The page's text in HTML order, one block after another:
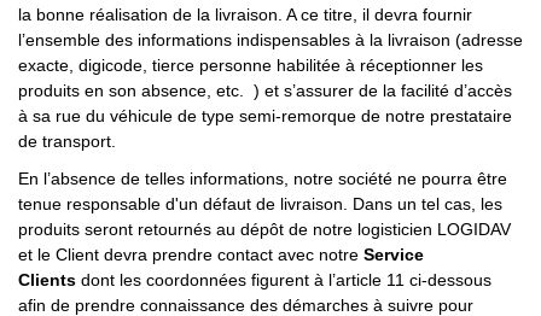
la bonne réalisation de la livraison. A ce titre, il devra fournir
l’ensemble des informations indispensables à la livraison (adresse
exacte, digicode, tierce personne habilitée à réceptionner les
produits en son absence, etc. ) et s’assurer de la facilité d’accès
à sa rue du véhicule de type semi-remorque de notre prestataire
de transport.
En l’absence de telles informations, notre société ne pourra être
tenue responsable d'un défaut de livraison. Dans un tel cas, les
produits seront retournés au dépôt de notre logisticien LOGIDAV
et le Client devra prendre contact avec notre Service
Clients dont les coordonnées figurent à l’article 11 ci-dessous
afin de prendre connaissance des démarches à suivre pour